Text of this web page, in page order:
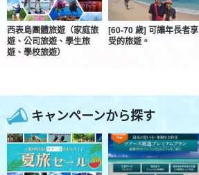
西表島團體旅遊（家庭旅
遊、公司旅遊、學生旅
遊、學校旅遊）
[60-70 歲] 可讓年長者享
受的旅遊。
キャンペーンから探す